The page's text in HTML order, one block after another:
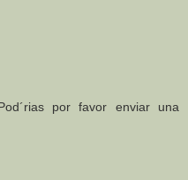
por favor enviar una